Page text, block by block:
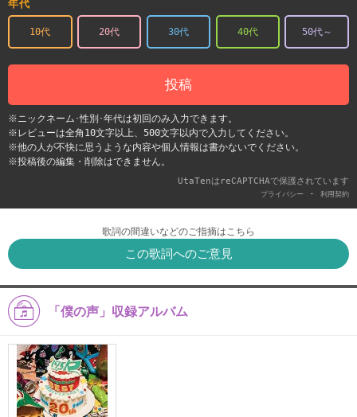
年代
10代 20代 30代 40代 50代～
投稿
※ニックネーム･性別･年代は初回のみ入力できます。
※レビューは全角10文字以上、500文字以内で入力してください。
※他の人が不快に思うような内容や個人情報は書かないでください。
※投稿後の編集・削除はできません。
UtaTenはreCAPTCHAで保護されています
プライバシー - 利用契約
歌詞の間違いなどのご指摘はこちら
この歌詞へのご意見
「僕の声」収録アルバム